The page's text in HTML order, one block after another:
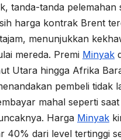
tanda-tanda pelemahan
harga kontrak Brent
menunjukkan
mereda. Premi Minyak
Utara hingga Afrika
pembeli tidak
mahal seperti
Harga Minyak
40% dari level tertinggi